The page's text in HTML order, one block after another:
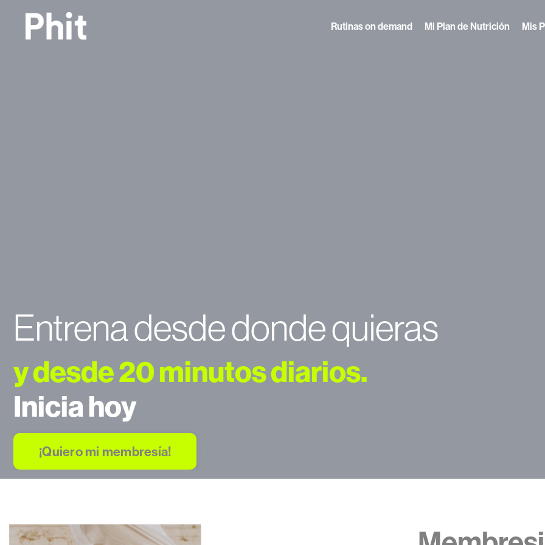
Rutinas on demand Mi Plan de Nutrición Mis
Entrena desde donde quieras
y desde 20 minutos diarios.
Inicia hoy
¡Quiero mi membresía!